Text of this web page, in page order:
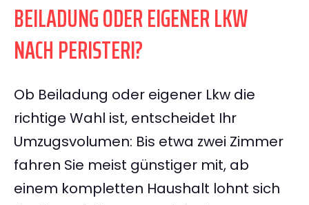
BEILADUNG ODER EIGENER LKW
NACH PERISTERI?
Ob Beiladung oder eigener Lkw die
richtige Wahl ist, entscheidet Ihr
Umzugsvolumen: Bis etwa zwei Zimmer
fahren Sie meist günstiger mit, ab
einem kompletten Haushalt lohnt sich